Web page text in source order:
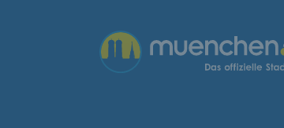
Übergreifende